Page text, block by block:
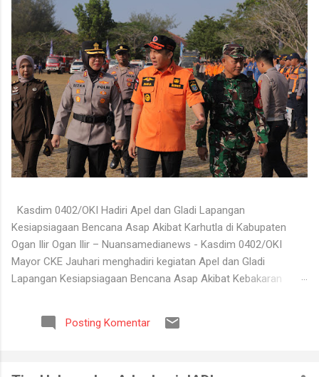
Kasdim 0402/OKI Hadiri Apel dan Gladi Lapangan
Kesiapsiagaan Bencana Asap Akibat Karhutla di Kabupaten
Ogan Ilir Ogan Ilir – Nuansamedianews - Kasdim 0402/OKI
Mayor CKE Jauhari menghadiri kegiatan Apel dan Gladi
Lapangan Kesiapsiagaan Bencana Asap Akibat Kebakaran
yang digelar di Lapangan Upacara Komplek Perkantoran
Terpadu (KPT) Tanjung Senai, Kabupaten Ogan Ilir, Selasa
Posting Komentar